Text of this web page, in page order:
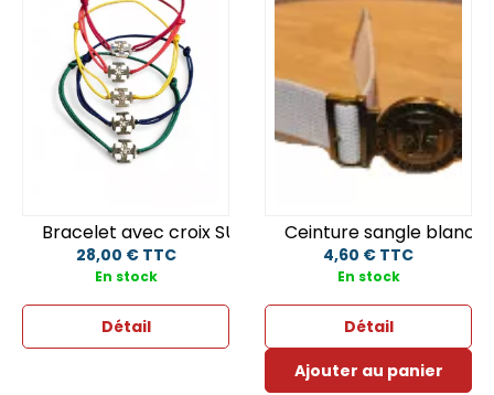
Bracelet avec croix SUF plaquée or 3 microns
28,00 € TTC
En stock
Détail
Ceinture sangle
4,60 € TTC
En stock
Détail
Ajouter au panier